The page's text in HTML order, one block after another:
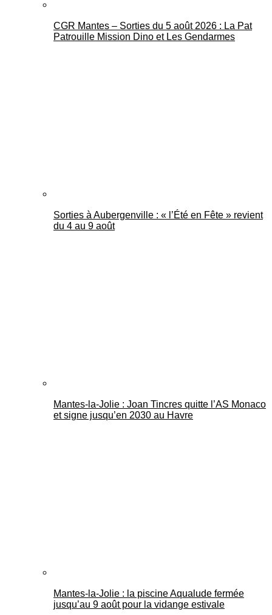
CGR Mantes – Sorties du 5 août 2026 : La Pat
Patrouille Mission Dino et Les Gendarmes
Sorties à Aubergenville : « l’Été en Fête » revient
du 4 au 9 août
Mantes-la-Jolie : Joan Tincres quitte l’AS Monaco
et signe jusqu’en 2030 au Havre
Mantes-la-Jolie : la piscine Aqualude fermée
jusqu’au 9 août pour la vidange estivale